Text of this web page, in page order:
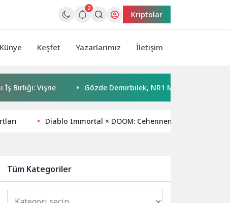
2
Kriptolar
Künye Keşfet Yazarlarımız İletişim
Vişne Gözde Demirbilek, NR1 Magazin’de: ‘Son
Diablo Immortal × DOOM: Cehennemin iki efsanevi
Tüm Kategoriler